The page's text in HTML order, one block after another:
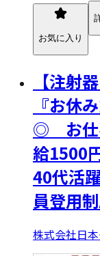
お気に入り
【注射
『お休
◎ お仕
給1500
40代活
員登用
株式会社日